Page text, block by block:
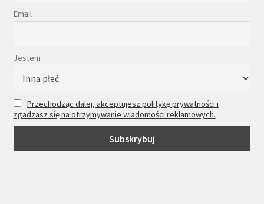
Email
Jestem
Przechodząc dalej, akceptujesz politykę prywatności i
zgadzasz się na otrzymywanie wiadomości reklamowych.